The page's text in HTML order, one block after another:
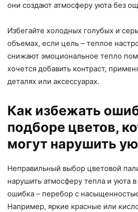
они создают атмосферу уюта без
Избегайте холодных голубых и
объемах, если цель – теплое
снижают эмоциональное тепло
хочется добавить контраст,
деталях или аксессуарах.
Как избежать
подборе цветов,
могут нарушить
Неправильный выбор цветовой
нарушить атмосферу тепла и уюта
ошибка – перебор с
Например, яркие красные или